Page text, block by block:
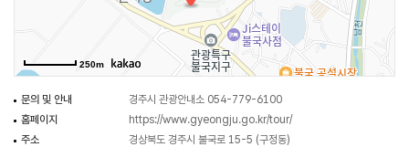
말기의 최고 귀족층 무덤으로 생각된다. 신라 무덤 중 유일한 네모무덤으로, 그
계통을 알 수 없으나 고려 전기에 나타나는 둘레돌을 갖춘 네모무덤의 선구적
모습으로 평가된다.
250m
문의 및 안내
경주시 관광안내소 054-779-6100
홈페이지
https://www.gyeongju.go.kr/tour/
주소
경상북도 경주시 불국로 15-5 (구정동)